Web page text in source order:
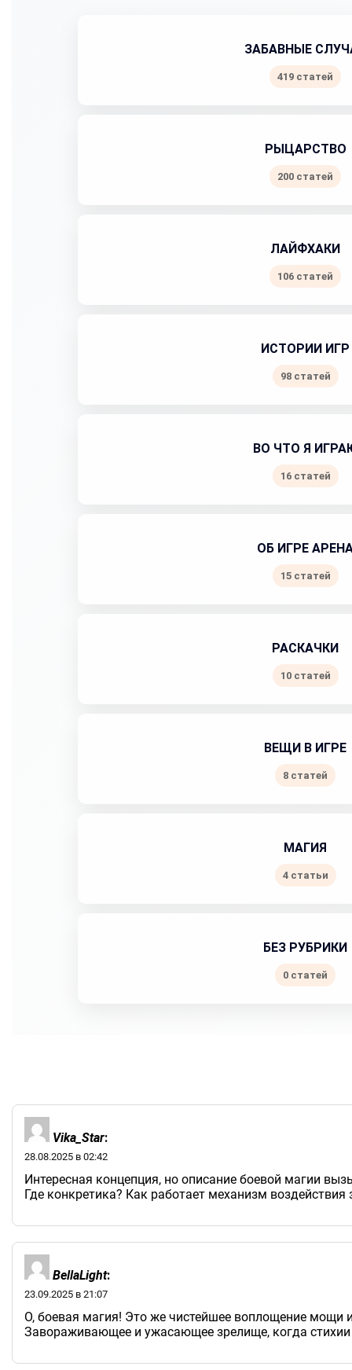
ЗАБАВНЫЕ
419 статей
РЫЦАРСТВО
200 статей
ЛАЙФХАКИ
106 статей
ИСТОРИИ ИГР
98 статей
ВО ЧТО Я
16 статей
ОБ ИГРЕ
15 статей
РАСКАЧКИ
10 статей
ВЕЩИ В ИГРЕ
8 статей
МАГИЯ
4 статьи
БЕЗ РУБРИКИ
0 статей
Vika_Star:
28.08.2025 в 02:42
Интересная концепция, но описание боевой магии
Где конкретика? Как работает механизм
BellaLight:
23.09.2025 в 21:07
О, боевая магия! Это же чистейшее воплощение мощи
Завораживающее и ужасающее зрелище, когда